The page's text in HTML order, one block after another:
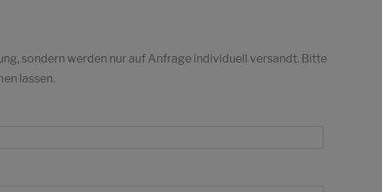
sondern werden nur auf Anfrage individuell versandt. Bitte
lassen.